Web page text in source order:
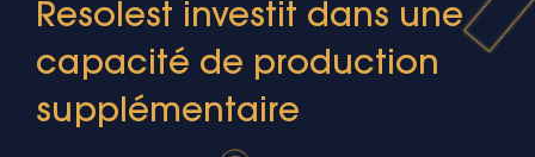
Resolest investit dans une
capacité de production
supplémentaire